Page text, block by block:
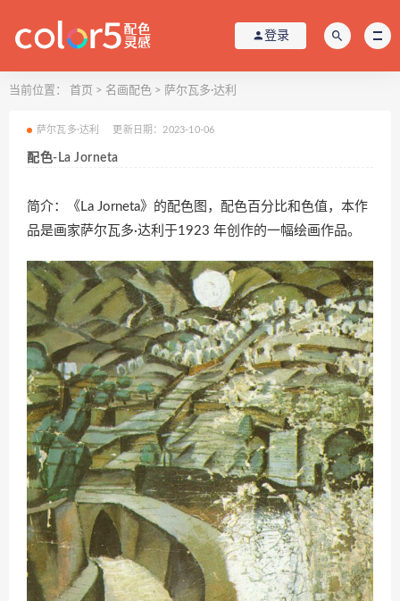
登录
当前位置： 首页 > 名画配色 > 萨尔瓦多·达利
萨尔瓦多·达利 更新日期：2023-10-06
配色-La Jorneta
简介：《La Jorneta》的配色图，配色百分比和色值，本作
品是画家萨尔瓦多·达利于1923 年创作的一幅绘画作品。